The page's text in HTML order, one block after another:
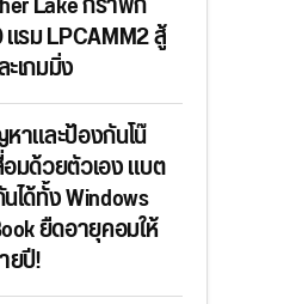
รม LPCAMM2 สู้
เกมมิ่ง
าและป้องกันโน๊
มด้วยตัวเอง แบต
ได้ทั้ง Windows
ยืดอายุคอมให้
ยปี!